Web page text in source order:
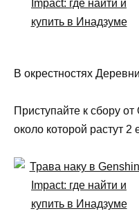
В окрестностях
Приступайте к сбору
около которой растут